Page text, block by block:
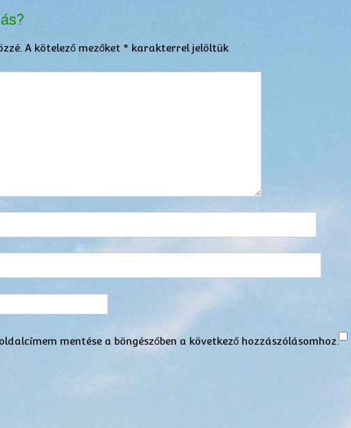
A kötelező mezőket * karakterrel jelöltük
mentése a böngészőben a következő hozzászólásomhoz.